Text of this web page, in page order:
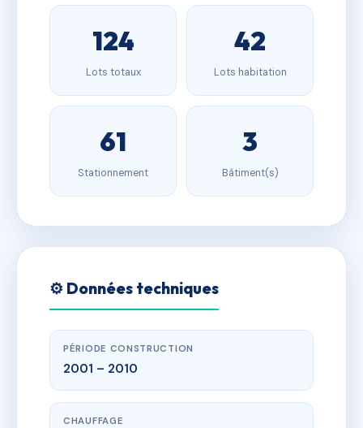
124
Lots totaux
42
Lots habitation
61
Stationnement
3
Bâtiment(s)
⚙️ Données techniques
PÉRIODE CONSTRUCTION
2001 – 2010
CHAUFFAGE